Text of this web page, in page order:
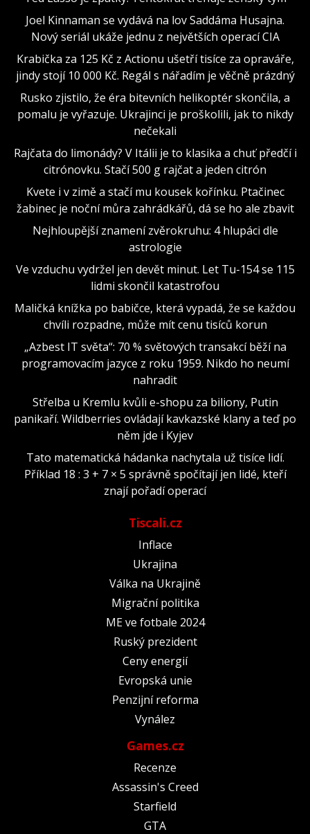
Joel Kinnaman se vydává na lov Saddáma Husajna.
Nový seriál ukáže jednu z největších operací CIA
Krabička za 125 Kč z Actionu ušetří tisíce za opraváře,
jindy stojí 10 000 Kč. Regál s nářadím je věčně prázdný
Rusko zjistilo, že éra bitevních helikoptér skončila, a
pomalu je vyřazuje. Ukrajinci je proškolili, jak to nikdy
nečekali
Rajčata do limonády? V Itálii je to klasika a chuť předčí i
citrónovku. Stačí 500 g rajčat a jeden citrón
Kvete i v zimě a stačí mu kousek kořínku. Ptačinec
žabinec je noční můra zahrádkářů, dá se ho ale zbavit
Nejhloupější znamení zvěrokruhu: 4 hlupáci dle
astrologie
Ve vzduchu vydržel jen devět minut. Let Tu-154 se 115
lidmi skončil katastrofou
Maličká knížka po babičce, která vypadá, že se každou
chvíli rozpadne, může mít cenu tisíců korun
„Azbest IT světa“: 70 % světových transakcí běží na
programovacím jazyce z roku 1959. Nikdo ho neumí
nahradit
Střelba u Kremlu kvůli e-shopu za biliony, Putin
panikaří. Wildberries ovládají kavkazské klany a teď po
něm jde i Kyjev
Tato matematická hádanka nachytala už tisíce lidí.
Příklad 18 : 3 + 7 × 5 správně spočítají jen lidé, kteří
znají pořadí operací
Tiscali.cz
Inflace
Ukrajina
Válka na Ukrajině
Migrační politika
ME ve fotbale 2024
Ruský prezident
Ceny energií
Evropská unie
Penzijní reforma
Vynález
Games.cz
Recenze
Assassin's Creed
Starfield
GTA